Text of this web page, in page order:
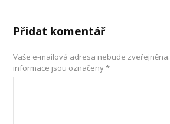
Přidat komentář
Vaše e-mailová adresa nebude zveřejněna.
informace jsou označeny*